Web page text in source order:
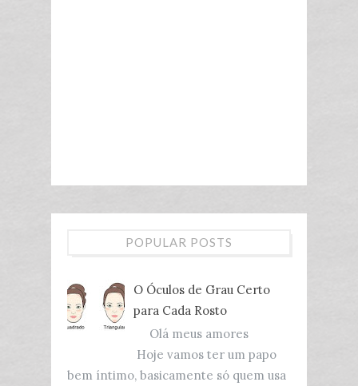
POPULAR POSTS
O Óculos de Grau Certo
para Cada Rosto
Olá meus amores
Hoje vamos ter um papo
bem íntimo, basicamente só quem usa